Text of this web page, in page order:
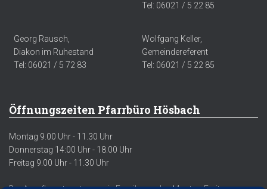
Tel: 06021 / 5 22 85
Georg Rausch,
Diakon im Ruhestand
Tel: 06021 / 5 72 83
Wolfgang Keller,
Gemeindereferent
Tel: 06021 / 5 22 85
Öffnungszeiten Pfarrbüro Hösbach
Montag 9.00 Uhr - 11.30 Uhr
Donnerstag 14:00 Uhr - 18.00 Uhr
Freitag 9.00 Uhr - 11.30 Uhr